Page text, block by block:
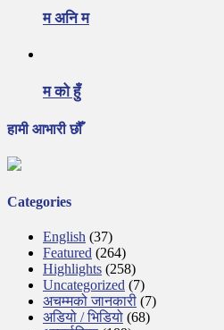
म अनि म
म को हुँ
हामी आभारी छौँ
Categories
English (37)
Featured (264)
Highlights (258)
Uncategorized (7)
अचम्मको जानकारी (7)
अडियो / भिडियो (68)